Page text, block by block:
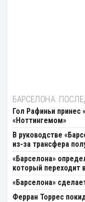
БАРСЕЛОНА:
Гол Рафиньи принес
«Ноттингемом»
В руководстве
из-за трансфера
«Барселона»
который переходит
«Барселона»
Ферран Торрес